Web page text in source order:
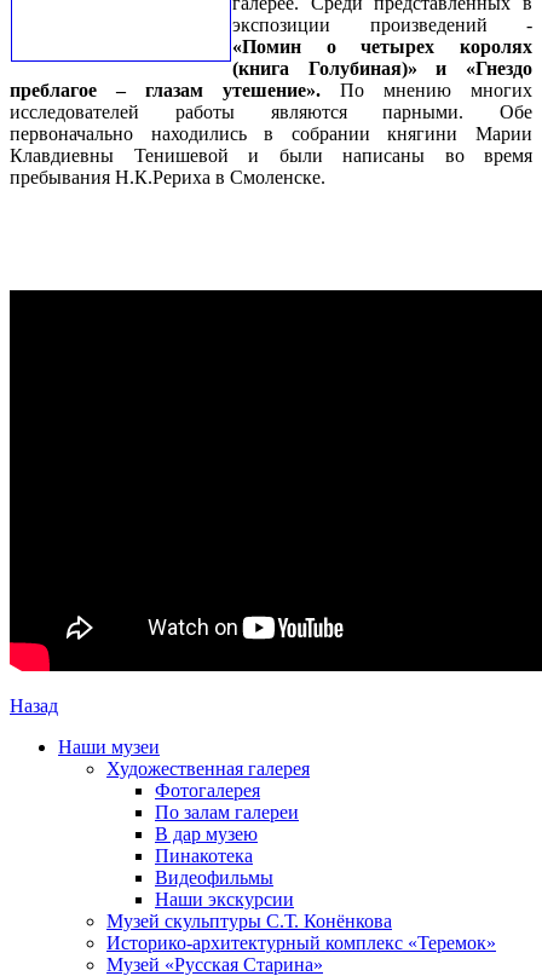
экспозиции произведений -
«Помин о четырех королях
(книга Голубиная)» и «Гнездо
преблагое – глазам утешение». По мнению многих
исследователей работы являются парными. Обе
первоначально находились в собрании княгини Марии
Клавдиевны Тенишевой и были написаны во время
пребывания Н.К.Рериха в Смоленске.
Назад
Наши музеи
Художественная галерея
Фотогалерея
По залам галереи
В дар музею
Пинакотека
Видеофильмы
Наши экскурсии
Музей скульптуры С.Т. Конёнкова
Историко-архитектурный комплекс «Теремок»
Музей «Русская Старина»